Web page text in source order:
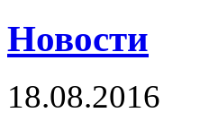
Новости
18.08.2016